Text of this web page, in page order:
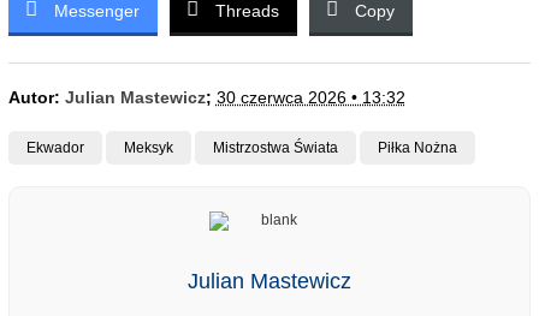
Messenger Threads Copy
Autor: Julian Mastewicz; 30 czerwca 2026 • 13:32
Ekwador Meksyk Mistrzostwa Świata Piłka Nożna
Julian Mastewicz